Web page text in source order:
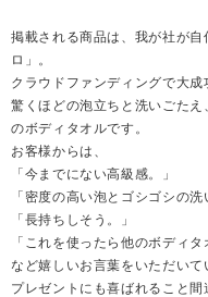
掲載される商品は、我が社が
ロ」。
クラウドファンディングで大成
驚くほどの泡立ちと洗いごた
のボディタオルです。
お客様からは、
「今までにない高級感。」
「密度の高い泡とゴシゴシの洗
「長持ちしそう。」
「これを使ったら他のボディタ
など嬉しいお言葉をいただいて
プレゼントにも喜ばれること間